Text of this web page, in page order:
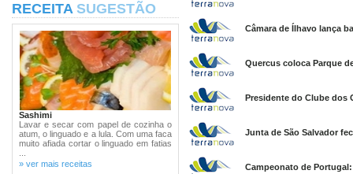
RECEITA SUGESTÃO
Sashimi
Lavar e secar com papel de cozinha o
atum, o linguado e a lula. Com uma faca
muito afiada cortar o linguado em fatias
» ver mais receitas
Câmara de Ílhavo lança
Quercus coloca Parque
Presidente do Clube dos
Junta de São Salvador
Campeonato de